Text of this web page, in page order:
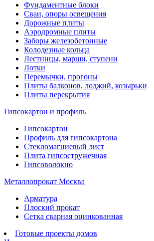
Фундаментные блоки
Сваи, опоры освещения
Дорожные плиты
Аэродромные плиты
Заборы железобетонные
Колодезные кольца
Лестницы, марши, ступени
Лотки
Перемычки, прогоны
Плиты балконов, лоджий, козырьки
Плиты перекрытия
Гипсокартон и профиль
Гипсокартон
Профиль для гипсокартона
Стекломагниевый лист
Плита гипсостружечная
Гипсоволокно
Металлопрокат Москва
Арматура
Плоский прокат
Сетка сварная оцинкованная
Готовые проекты домов